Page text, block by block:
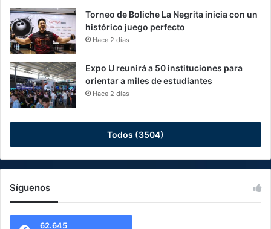
Torneo de Boliche La Negrita inicia con un
histórico juego perfecto
Hace 2 días
Expo U reunirá a 50 instituciones para
orientar a miles de estudiantes
Hace 2 días
Todos (3504)
Síguenos
62.645